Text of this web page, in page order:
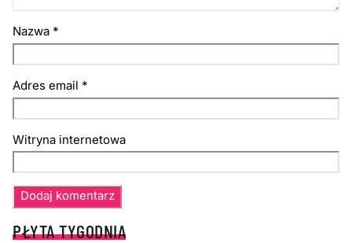
Nazwa *
Adres email *
Witryna internetowa
PŁYTA TYGODNIA